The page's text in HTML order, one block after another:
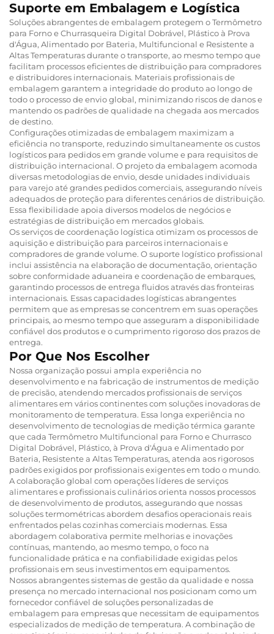
Suporte em Embalagem e Logística
Soluções abrangentes de embalagem protegem o Termômetro
para Forno e Churrasqueira Digital Dobrável, Plástico à Prova
d'Água, Alimentado por Bateria, Multifuncional e Resistente a
Altas Temperaturas durante o transporte, ao mesmo tempo que
facilitam processos eficientes de distribuição para compradores
e distribuidores internacionais. Materiais profissionais de
embalagem garantem a integridade do produto ao longo de
todo o processo de envio global, minimizando riscos de danos e
mantendo os padrões de qualidade na chegada aos mercados
de destino.
Configurações otimizadas de embalagem maximizam a
eficiência no transporte, reduzindo simultaneamente os custos
logísticos para pedidos em grande volume e para requisitos de
distribuição internacional. O projeto da embalagem acomoda
diversas metodologias de envio, desde unidades individuais
para varejo até grandes pedidos comerciais, assegurando níveis
adequados de proteção para diferentes cenários de distribuição.
Essa flexibilidade apoia diversos modelos de negócios e
estratégias de distribuição em mercados globais.
Os serviços de coordenação logística otimizam os processos de
aquisição e distribuição para parceiros internacionais e
compradores de grande volume. O suporte logístico profissional
inclui assistência na elaboração de documentação, orientação
sobre conformidade aduaneira e coordenação de embarques,
garantindo processos de entrega fluidos através das fronteiras
internacionais. Essas capacidades logísticas abrangentes
permitem que as empresas se concentrem em suas operações
principais, ao mesmo tempo que asseguram a disponibilidade
confiável dos produtos e o cumprimento rigoroso dos prazos de
entrega.
Por Que Nos Escolher
Nossa organização possui ampla experiência no
desenvolvimento e na fabricação de instrumentos de medição
de precisão, atendendo mercados profissionais de serviços
alimentares em vários continentes com soluções inovadoras de
monitoramento de temperatura. Essa longa experiência no
desenvolvimento de tecnologias de medição térmica garante
que cada Termômetro Multifuncional para Forno e Churrasco
Digital Dobrável, Plástico, à Prova d'Água e Alimentado por
Bateria, Resistente a Altas Temperaturas, atenda aos rigorosos
padrões exigidos por profissionais exigentes em todo o mundo.
A colaboração global com operações líderes de serviços
alimentares e profissionais culinários orienta nossos processos
de desenvolvimento de produtos, assegurando que nossas
soluções termométricas abordem desafios operacionais reais
enfrentados pelas cozinhas comerciais modernas. Essa
abordagem colaborativa permite melhorias e inovações
contínuas, mantendo, ao mesmo tempo, o foco na
funcionalidade prática e na confiabilidade exigidas pelos
profissionais em seus investimentos em equipamentos.
Nossos abrangentes sistemas de gestão da qualidade e nossa
presença no mercado internacional nos posicionam como um
fornecedor confiável de soluções personalizadas de
embalagem para empresas que necessitam de equipamentos
especializados de medição de temperatura. A combinação de